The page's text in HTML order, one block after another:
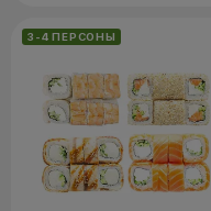
3-4 ПЕРСОНЫ